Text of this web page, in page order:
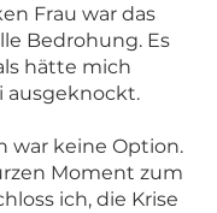
Frau war das
Bedrohung. Es
hätte mich
ausgeknockt.
war keine Option.
Moment zum
ich, die Krise